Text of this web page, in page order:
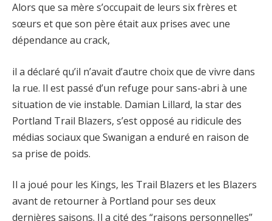
Alors que sa mère s’occupait de leurs six frères et
sœurs et que son père était aux prises avec une
dépendance au crack,
il a déclaré qu’il n’avait d’autre choix que de vivre dans
la rue. Il est passé d’un refuge pour sans-abri à une
situation de vie instable. Damian Lillard, la star des
Portland Trail Blazers, s’est opposé au ridicule des
médias sociaux que Swanigan a enduré en raison de
sa prise de poids.
Il a joué pour les Kings, les Trail Blazers et les Blazers
avant de retourner à Portland pour ses deux
dernières saisons. Il a cité des “raisons personnelles”